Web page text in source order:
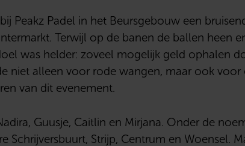
Peakz Padel in het Beursgebouw een
Terwijl op de banen de ballen heen
was helder: zoveel mogelijk geld ophalen
niet alleen voor rode wangen, maar ook voor
van dit evenement.
Guusje, Caitlin en Mirjana. Onder de
Schrijversbuurt, Strijp, Centrum en Woensel.